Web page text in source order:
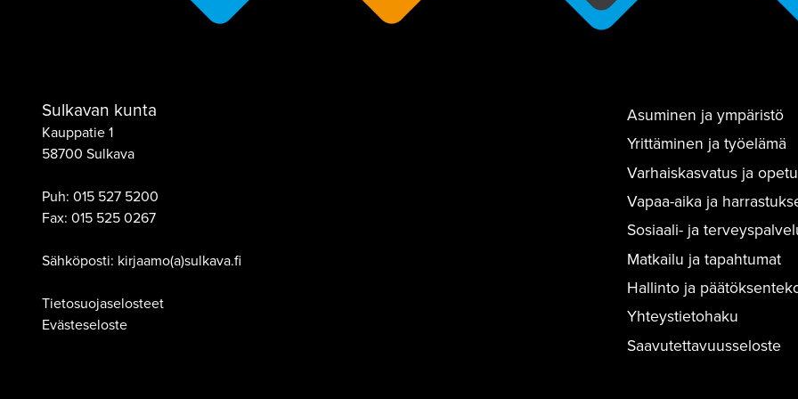
Sulkavan kunta
Kauppatie 1
58700 Sulkava
Puh: 015 527 5200
Fax: 015 525 0267
Sähköposti: kirjaamo(a)sulkava.fi
Tietosuojaselosteet
Evästeseloste
Asuminen ja ympäristö
Yrittäminen ja työelämä
Varhaiskasvatus ja
Vapaa-aika ja
Sosiaali- ja
Matkailu ja tapahtumat
Hallinto ja
Yhteystietohaku
Saavutettavuusseloste